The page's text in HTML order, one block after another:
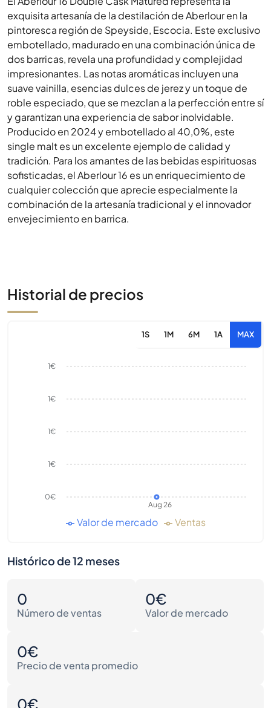
exquisita artesanía de la destilación de Aberlour en la
pintoresca región de Speyside, Escocia. Este exclusivo
embotellado, madurado en una combinación única de
dos barricas, revela una profundidad y complejidad
impresionantes. Las notas aromáticas incluyen una
suave vainilla, esencias dulces de jerez y un toque de
roble especiado, que se mezclan a la perfección entre sí
y garantizan una experiencia de sabor inolvidable.
Producido en 2024 y embotellado al 40,0%, este
single malt es un excelente ejemplo de calidad y
tradición. Para los amantes de las bebidas espirituosas
sofisticadas, el Aberlour 16 es un enriquecimiento de
cualquier colección que aprecie especialmente la
combinación de la artesanía tradicional y el innovador
envejecimiento en barrica.
Historial de precios
1S 1M 6M 1A MAX
Aug 26
0€
1€
1€
1€
1€
Valor de mercado Ventas
Histórico de 12 meses
0
Número de ventas
0€
Valor de mercado
0€
Precio de venta promedio
0€